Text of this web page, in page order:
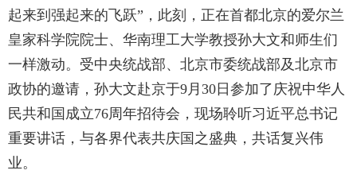
起来到强起来的飞跃”，此刻，正在首都北京的爱尔兰
皇家科学院院士、华南理工大学教授孙大文和师生们
一样激动。受中央统战部、北京市委统战部及北京市
政协的邀请，孙大文赴京于9月30日参加了庆祝中华人
民共和国成立76周年招待会，现场聆听习近平总书记
重要讲话，与各界代表共庆国之盛典，共话复兴伟
业。